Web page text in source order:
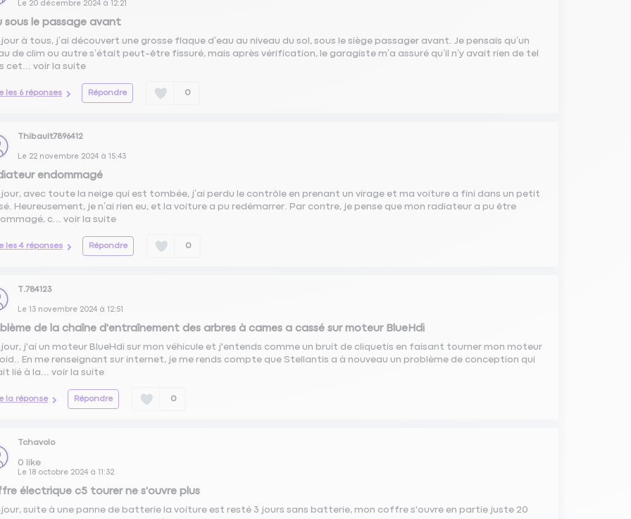
Le 20 décembre 2024 à12:21
sous le passage avant
à tous, j’ai découvert une grosse flaque d’eau au niveau du sol, sous le siège passager avant. Je pensais qu’un
de clim ou autre s’était peut-être fissuré, mais après vérification, le garagiste m’a assuré qu’il n’y avait rien de tel
cet...voir la suite
les 6 réponses Répondre 0
Thibault7896412
Le 22 novembre 2024 à15:43
endommagé
avec toute la neige qui est tombée, j’ai perdu le contrôle en prenant un virage et ma voiture a fini dans un petit
Heureusement, je n’ai rien eu, et la voiture a pu redémarrer. Par contre, je pense que mon radiateur a pu être
c...voir la suite
les 4 réponses Répondre 0
T.784123
Le13 novembre 2024 à12:51
de la chaîne d'entraînement des arbres à cames a cassé sur moteur BlueHdi
j'ai un moteur BlueHdi sur mon véhicule et j'entends comme un bruit de cliquetis en faisant tourner mon moteur
En me renseignant sur internet, je me rends compte que Stellantis a à nouveau un problème de conception qui
lié à la...voir la suite
la réponse Répondre 0
Tchavolo
0 like
Le18 octobre 2024 à11:32
électrique c5 tourer ne s'ouvre plus
suite à une panne de batterie la voiture est resté 3 jours sans batterie, mon coffre s'ouvre en partie juste 20